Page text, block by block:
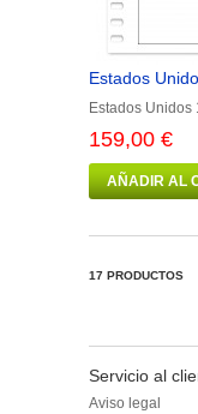
Estados
Estados
159,00 €
AÑADIR AL
17 PRODUCTOS
Servicio al
Aviso legal